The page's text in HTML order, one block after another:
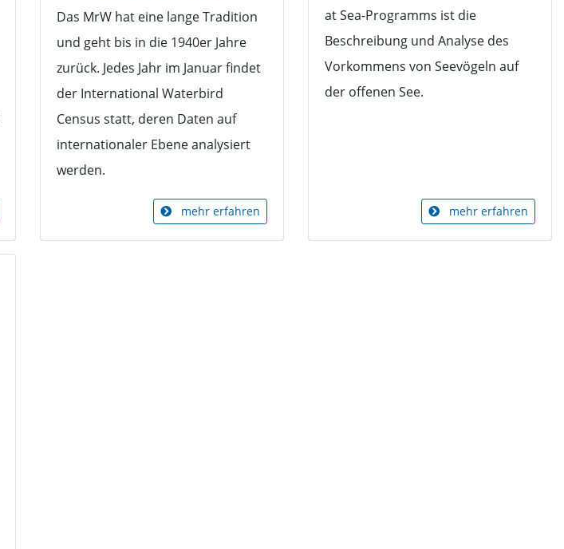
Das MrW hat eine lange Tradition
und geht bis in die 1940er Jahre
zurück. Jedes Jahr im Januar findet
der International Waterbird
Census statt, deren Daten auf
internationaler Ebene analysiert
werden.
mehr erfahren
at Sea-Programms ist die
Beschreibung und Analyse des
Vorkommens von Seevögeln auf
der offenen See.
mehr erfahren